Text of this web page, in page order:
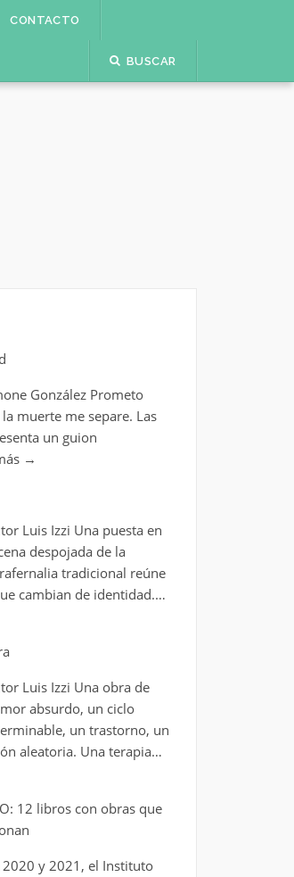
CONTACTO
BUSCAR
González Prometo
muerte me separe. Las
un guion
→
Luis Izzi Una puesta en
despojada de la
tradicional reúne
cambian de identidad.…
Luis Izzi Una obra de
absurdo, un ciclo
un trastorno, un
aleatoria. Una terapia…
12 libros con obras que
2020 y 2021, el Instituto